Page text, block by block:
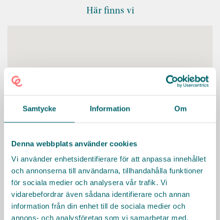
Samtycke Information Om
Denna webbplats använder cookies
Vi använder enhetsidentifierare för att anpassa innehållet
och annonserna till användarna, tillhandahålla funktioner
för sociala medier och analysera vår trafik. Vi
vidarebefordrar även sådana identifierare och annan
information från din enhet till de sociala medier och
annons- och analysföretag som vi samarbetar med.
Här finns vi
KONTAKT
Kristallen Solbacken
Stadshagsvägen 5, Stockholm